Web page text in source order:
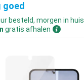
goed
besteld, morgen in huis
gratis afhalen